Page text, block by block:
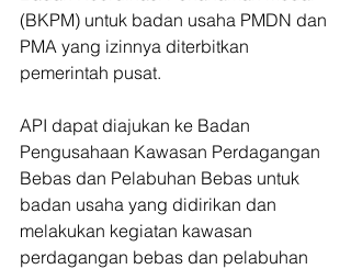
(BKPM) untuk badan usaha PMDN dan
PMA yang izinnya diterbitkan
pemerintah pusat.
API dapat diajukan ke Badan
Pengusahaan Kawasan Perdagangan
Bebas dan Pelabuhan Bebas untuk
badan usaha yang didirikan dan
melakukan kegiatan kawasan
perdagangan bebas dan pelabuhan